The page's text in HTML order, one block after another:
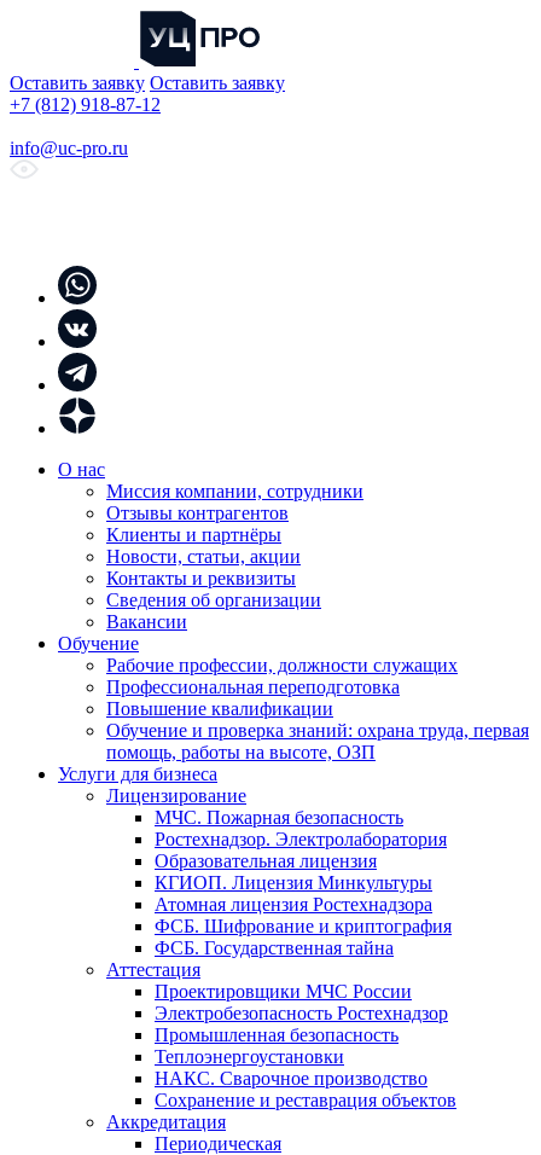
Оставить заявку Оставить заявку
+7 (812) 918-87-12
info@uc-pro.ru
О нас
Миссия компании, сотрудники
Отзывы контрагентов
Клиенты и партнёры
Новости, статьи, акции
Контакты и реквизиты
Сведения об организации
Вакансии
Обучение
Рабочие профессии, должности служащих
Профессиональная переподготовка
Повышение квалификации
Обучение и проверка знаний: охрана труда, первая
помощь, работы на высоте, ОЗП
Услуги для бизнеса
Лицензирование
МЧС. Пожарная безопасность
Ростехнадзор. Электролаборатория
Образовательная лицензия
КГИОП. Лицензия Минкультуры
Атомная лицензия Ростехнадзора
ФСБ. Шифрование и криптография
ФСБ. Государственная тайна
Аттестация
Проектировщики МЧС России
Электробезопасность Ростехнадзор
Промышленная безопасность
Теплоэнергоустановки
НАКС. Сварочное производство
Сохранение и реставрация объектов
Аккредитация
Периодическая